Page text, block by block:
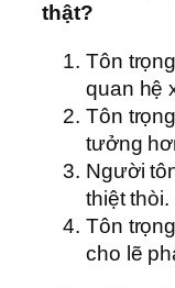
thật?
Tôn
quan hệ
Tôn
tưởng
Người
thiệt thòi.
Tôn
cho lẽ